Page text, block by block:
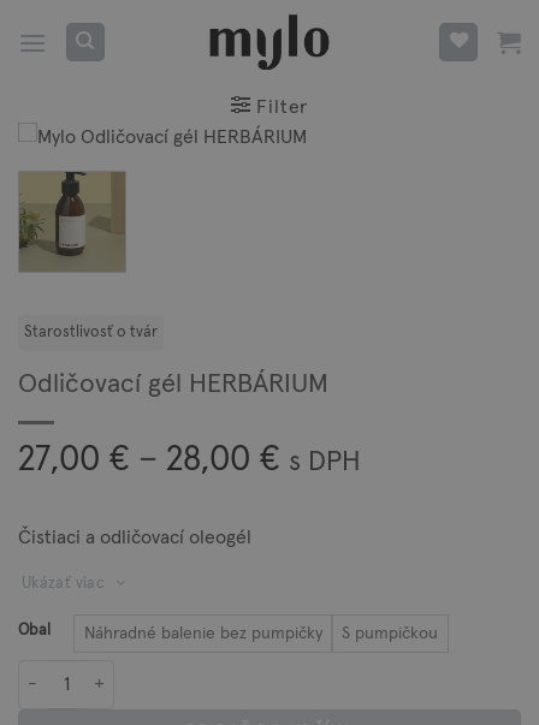
Filter
Odličovací gél HERBÁRIUM
27,00 € – 28,00 € Price
s DPH
Čistiaci a odličovací oleogél
Ukázať viac
Obal Náhradné balenie bez pumpičky S pumpičkou